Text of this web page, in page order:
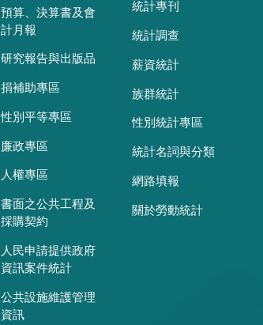
預算、決算書及會
計月報
研究報告與出版品
捐補助專區
性別平等專區
廉政專區
人權專區
書面之公共工程及
採購契約
人民申請提供政府
資訊案件統計
公共設施維護管理
資訊
統計專刊
統計調查
薪資統計
族群統計
性別統計專區
統計名詞與分類
網路填報
關於勞動統計